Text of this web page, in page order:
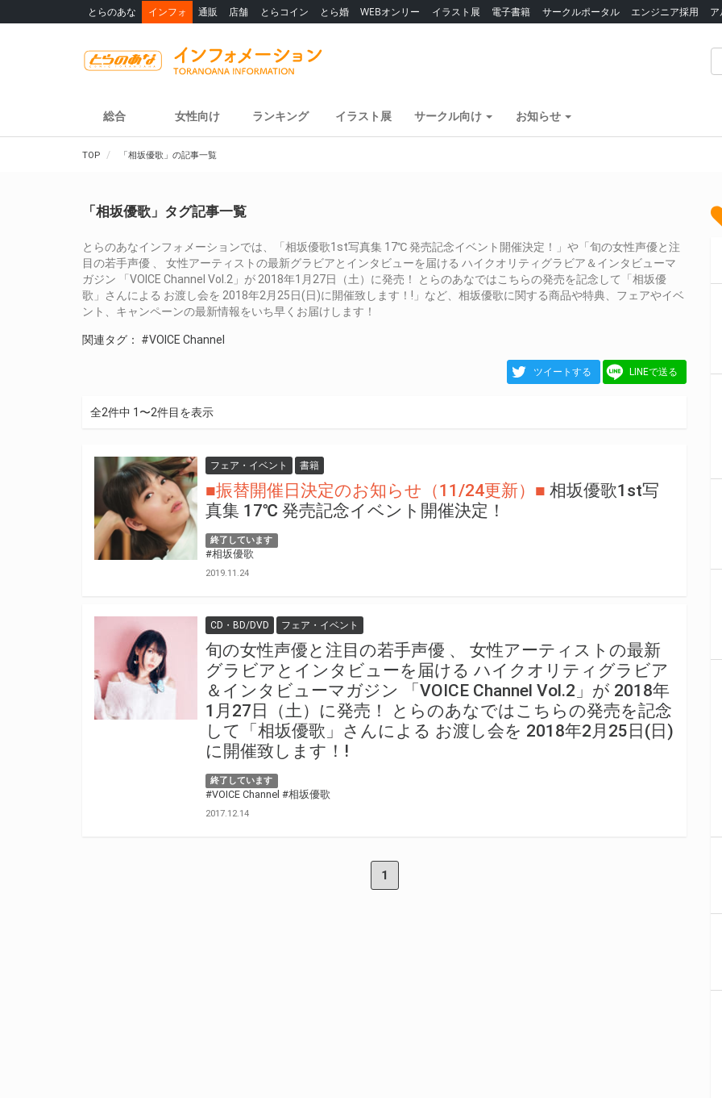
とらのあな インフォ 通販 店舗 とらコイン とら婚 WEBオンリー イラスト展 電子書籍 サークルポータル エンジニア採用
総合 女性向け ランキング イラスト展 サークル向け お知らせ
TOP 「相坂優歌」の記事一覧
「相坂優歌」タグ記事一覧
とらのあなインフォメーションでは、「相坂優歌1st写真集 17℃ 発売記念イベント開催決定！」や「旬の女性声優と注
目の若手声優 、 女性アーティストの最新グラビアとインタビューを届ける ハイクオリティグラビア＆インタビューマ
ガジン 「VOICE Channel Vol.2」が 2018年1月27日（土）に発売！ とらのあなではこちらの発売を記念して「相坂優
歌」さんによる お渡し会を 2018年2月25日(日)に開催致します！!」など、相坂優歌に関する商品や特典、フェアやイベ
ント、キャンペーンの最新情報をいち早くお届けします！
関連タグ： #VOICE Channel
ツイートする LINEで送る
全2件中 1〜2件目を表示
フェア・イベント 書籍
■振替開催日決定のお知らせ（11/24更新）■ 相坂優歌1st写
真集 17℃ 発売記念イベント開催決定！
終了しています
#相坂優歌
2019.11.24
CD・BD/DVD フェア・イベント
旬の女性声優と注目の若手声優 、 女性アーティストの最新
グラビアとインタビューを届ける ハイクオリティグラビア
＆インタビューマガジン 「VOICE Channel Vol.2」が 2018年
1月27日（土）に発売！ とらのあなではこちらの発売を記念
して「相坂優歌」さんによる お渡し会を 2018年2月25日(日)
に開催致します！!
終了しています
#VOICE Channel #相坂優歌
2017.12.14
1